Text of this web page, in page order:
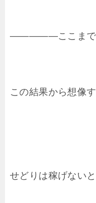
―――――ここま
この結果から想像
せどりは稼げない